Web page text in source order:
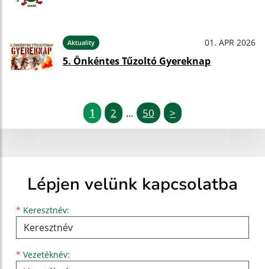
Aktuality 01. APR 2026
5. Önkéntes Tűzoltó Gyereknap
1 2 ... 50 >
Lépjen velünk kapcsolatba
* Keresztnév:
Keresztnév
* Vezetéknév:
Vezetéknév
E-mail cím